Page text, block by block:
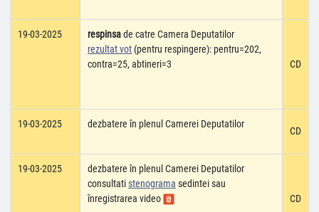
19-03-2025 respinsade catre Camera Deputatilor
rezultat vot (pentru respingere): pentru=202,
contra=25, abtineri=3
CD
19-03-2025 dezbatere în plenul Camerei Deputatilor
CD
19-03-2025
dezbatere în plenul Camerei Deputatilor
consultatistenograma sedintei sau
înregistrarea video
CD